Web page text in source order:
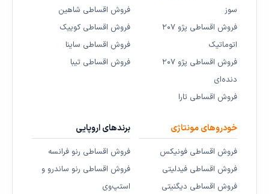
سوز
فروش اقساطی پژو ۲۰۷
اتوماتیک
فروش اقساطی پژو ۲۰۷
دنده‌ای
فروش اقساطی تارا
فروش اقساطی شاهین
فروش اقساطی کوییک
فروش اقساطی ساینا
فروش اقساطی تیبا
خودروهای مونتاژی
فروش اقساطی فونیکس
فروش اقساطی فیدلیتی
فروش اقساطی دیگنیتی
برندهای اروپایی
فروش اقساطی رنو فرانسه
فروش اقساطی رنو ساندرو و
استپ‌وی